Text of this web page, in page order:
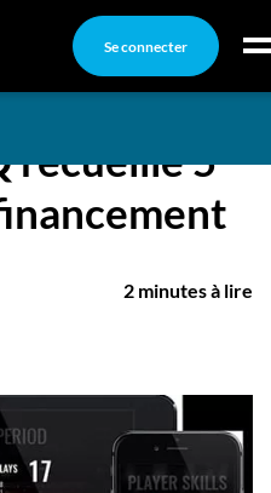
Se connecter
5 millions $ de
recueille 5
2 minutes à lire